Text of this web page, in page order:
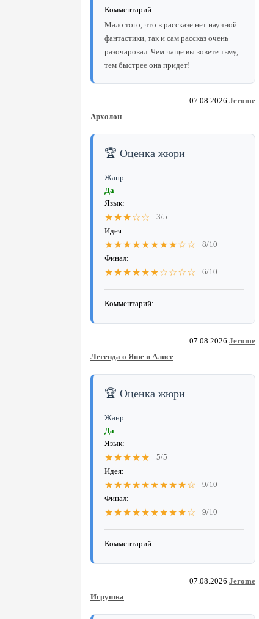
Комментарий:
Мало того, что в рассказе нет научной
фантастики, так и сам рассказ очень
разочаровал. Чем чаще вы зовете тьму,
тем быстрее она придет!
07.08.2026 Jerome
Архолон
🏆 Оценка жюри
Жанр:
Да
Язык:
★★★☆☆
3/5
Идея:
★★★★★★★★☆☆
8/10
Финал:
★★★★★★☆☆☆☆ 6/10
Комментарий:
07.08.2026 Jerome
Легенда о Яше и Алисе
🏆 Оценка жюри
Жанр:
Да
Язык:
★★★★★
5/5
Идея:
★★★★★★★★★☆
9/10
Финал:
★★★★★★★★★☆ 9/10
Комментарий:
07.08.2026 Jerome
Игрушка